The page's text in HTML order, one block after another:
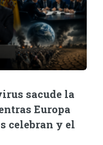
sacude la
Europa
celebran y el